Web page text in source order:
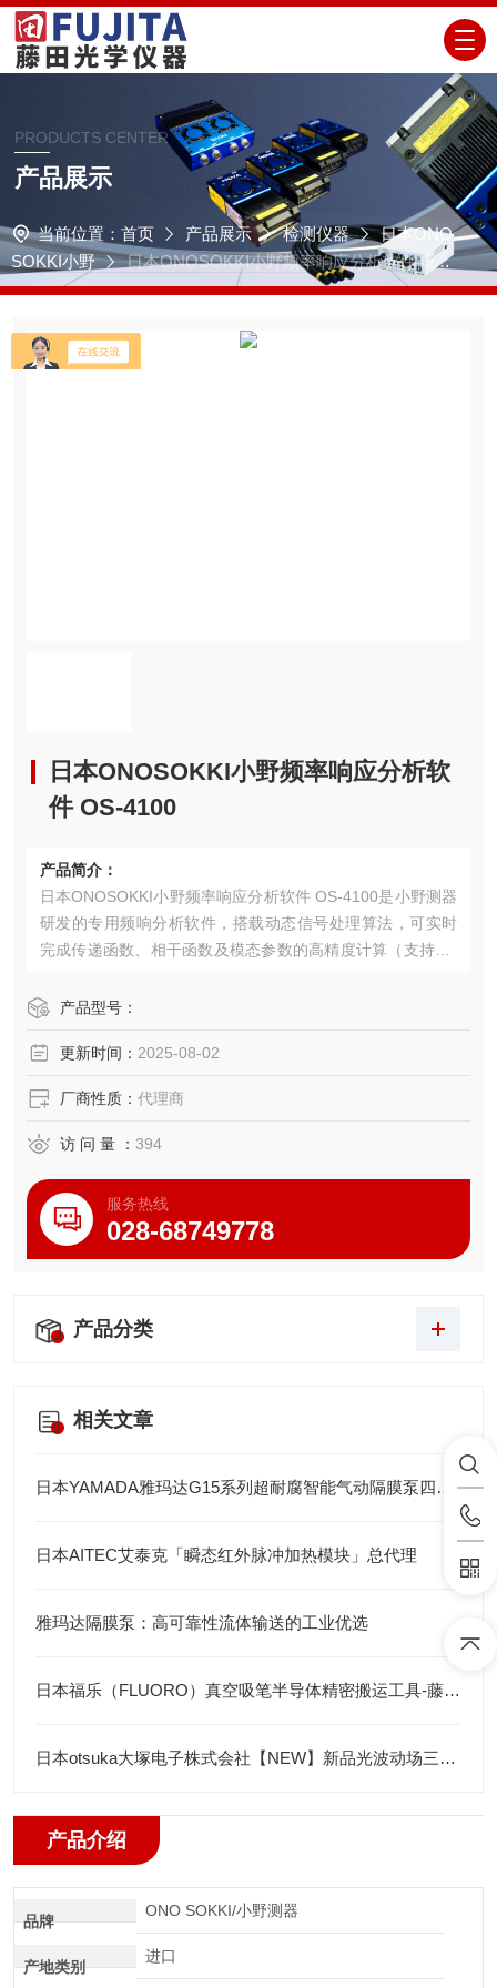
PRODUCTS CENTER
产品展示
当前位置： 首页 产品展示 检测仪器
日本ONO
SOKKI小野
日本ONOSOKKI小野频率响应分析软件 OS-
4100
日本ONOSOKKI小野频率响应分析软
件 OS-4100
产品简介：
日本ONOSOKKI小野频率响应分析软件 OS-4100是小野测器
研发的专用频响分析软件，搭载动态信号处理算法，可实时
完成传递函数、相干函数及模态参数的高精度计算（支持1/3
过多窗口联动界面实现振动噪声数据的可视化关联分析，“一
振动测试领域具有显著优势。
产品型号：
更新时间： 2025-08-02
厂商性质： 代理商
访 问 量 ： 394
服务热线
028-68749778
产品分类
相关文章
日本YAMADA雅玛达G15系列超耐腐智能气动隔膜泵四川代理店
日本AITEC艾泰克「瞬态红外脉冲加热模块」总代理
雅玛达隔膜泵：高可靠性流体输送的工业优选
日本福乐（FLUORO）真空吸笔半导体精密搬运工具-藤田光学
日本otsuka大塚电子株式会社【NEW】新品光波动场三次元显微镜MINUK
产品介绍
品牌
ONO SOKKI/小野测器
产地类别
进口